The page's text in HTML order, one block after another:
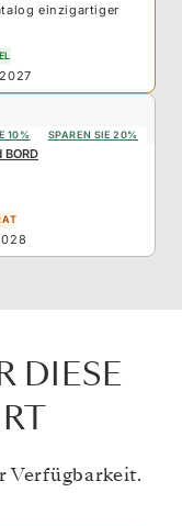
einzigartiger
10% SPAREN SIE 20%
BORD
DIESE
Verfügbarkeit.